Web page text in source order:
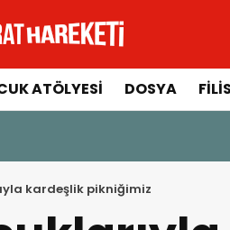
ATÖLYESI DOSYA
kardeşlik pikniğimiz